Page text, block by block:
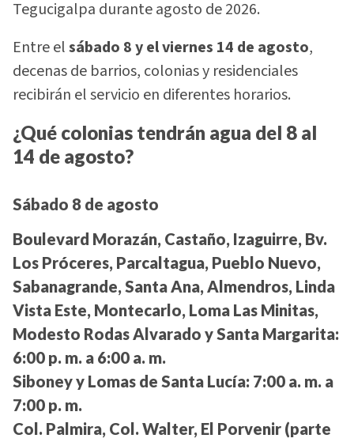
Tegucigalpa durante agosto de 2026.
Entre elsábado 8 y el viernes 14 de agosto,
decenas de barrios, colonias y residenciales
recibirán el servicio en diferentes horarios.
¿Qué colonias tendrán agua del 8 al
14 de agosto?
Sábado 8 de agosto
Boulevard Morazán, Castaño, Izaguirre, Bv.
Los Próceres, Parcaltagua, Pueblo Nuevo,
Sabanagrande, Santa Ana, Almendros, Linda
Vista Este, Montecarlo, Loma Las Minitas,
Modesto Rodas Alvarado y Santa Margarita:
6:00 p. m. a 6:00 a. m.
Siboney y Lomas de Santa Lucía: 7:00 a. m. a
7:00 p. m.
Col. Palmira, Col. Walter, El Porvenir (parte